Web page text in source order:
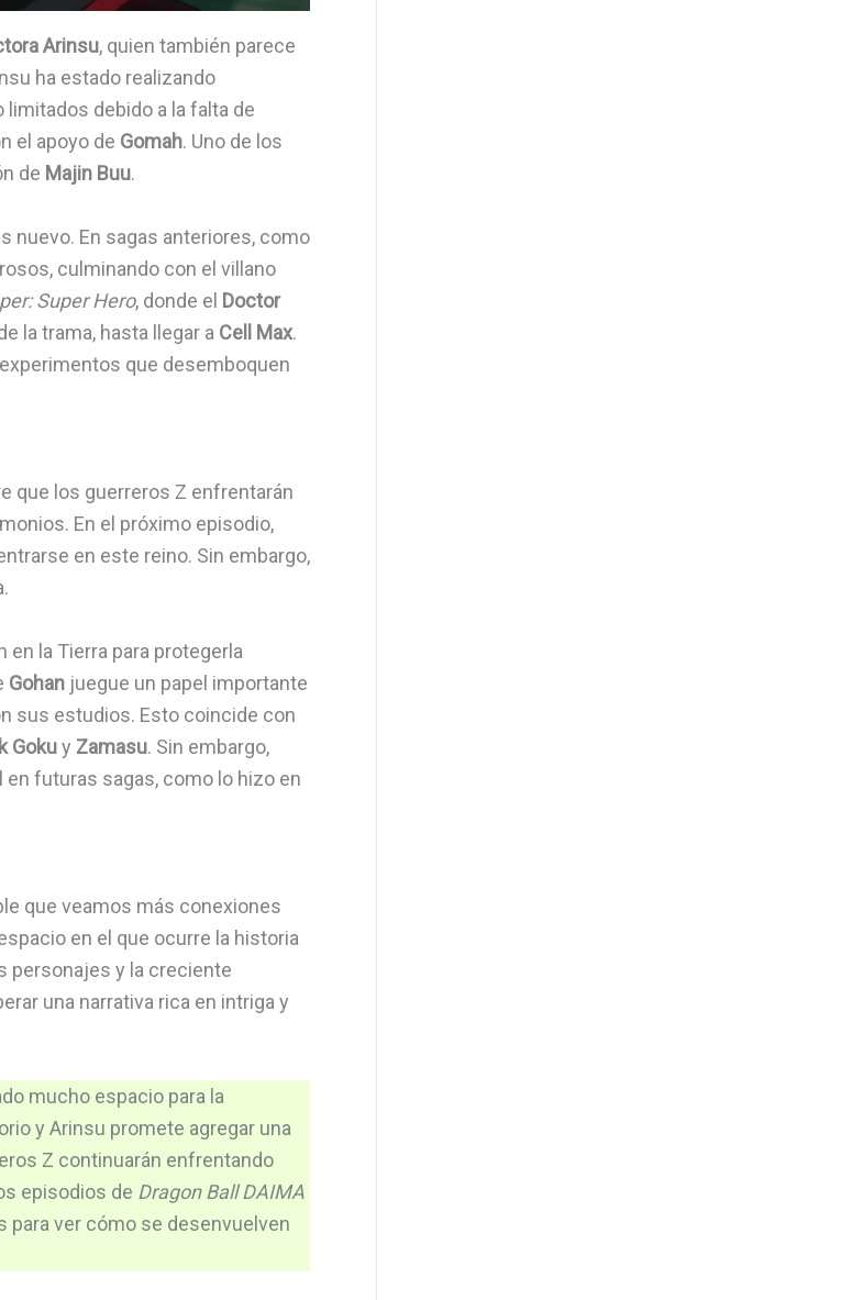
Arinsu, quien también parece
ha estado realizando
debido a la falta de
el apoyo de Gomah. Uno de los
de Majin Buu.
nuevo. En sagas anteriores, como
culminando con el villano
Super Hero, donde el Doctor
la trama, hasta llegar a Cell Max.
que desemboquen
que los guerreros Z enfrentarán
En el próximo episodio,
en este reino. Sin embargo,
la Tierra para protegerla
Gohan juegue un papel importante
sus estudios. Esto coincide con
Gokuy Zamasu. Sin embargo,
futuras sagas, como lo hizo en
que veamos más conexiones
en el que ocurre la historia
personajes y la creciente
una narrativa rica en intriga y
mucho espacio para la
y Arinsu promete agregar una
Z continuarán enfrentando
episodios de Dragon Ball DAIMA
para ver cómo se desenvuelven